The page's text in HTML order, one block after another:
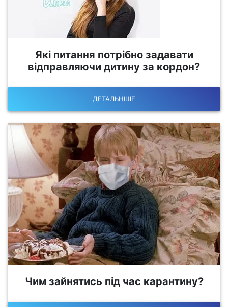
Які питання потрібно задавати
відправляючи дитину за кордон?
ДЕТАЛЬНІШЕ
Чим зайнятись під час карантину?